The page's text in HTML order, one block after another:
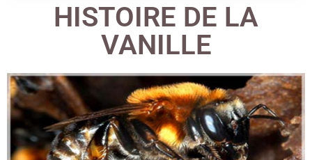
HISTOIRE DE LA
VANILLE